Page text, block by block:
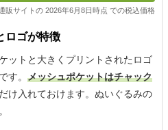
販サイトの 2026年6月8日時点 での税込価格
ロゴが特徴
ットと大きくプリントされたロゴ
す。 メッシュポケットはチャック
け入れておけます。ぬいぐるみの